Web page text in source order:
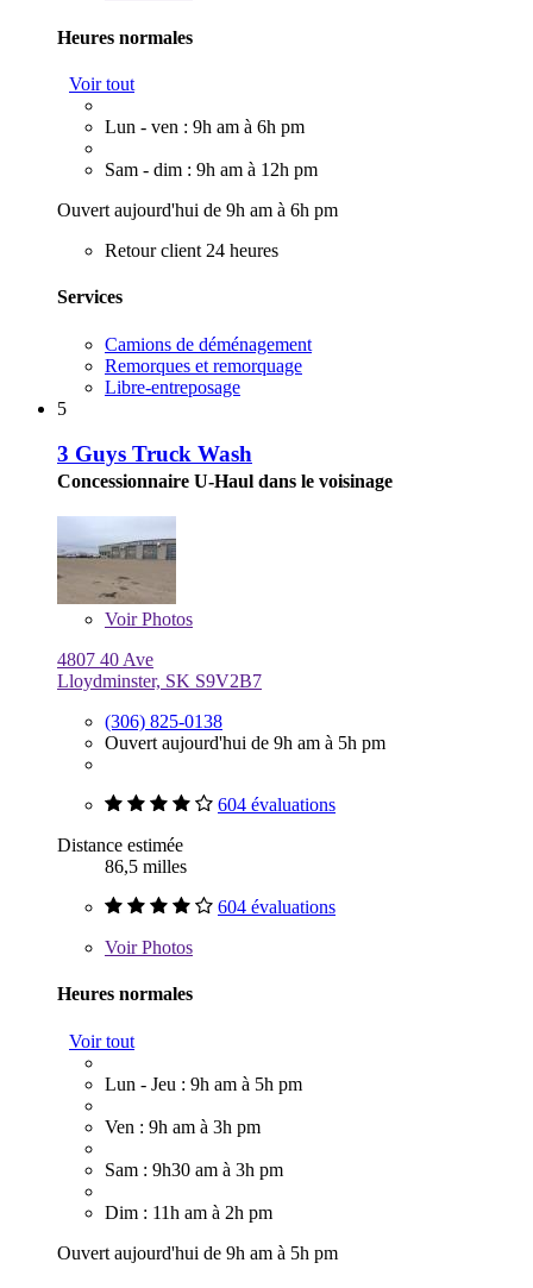
Heures normales
Voir tout
Lun - ven : 9h am à 6h pm
Sam - dim : 9h am à 12h pm
Ouvert aujourd'hui de 9h am à 6h pm
Retour client 24 heures
Services
Camions de déménagement
Remorques et remorquage
Libre-entreposage
5
3 Guys Truck Wash
Concessionnaire U-Haul dans le voisinage
VoirPhotos
4807 40 Ave
Lloydminster, SK S9V2B7
(306) 825-0138
Ouvert aujourd'hui de 9h am à 5h pm
604 évaluations
Distance estimée
86,5 milles
604 évaluations
VoirPhotos
Heures normales
Voir tout
Lun - Jeu : 9h am à 5h pm
Ven : 9h am à 3h pm
Sam : 9h30 am à 3h pm
Dim : 11h am à 2h pm
Ouvert aujourd'hui de 9h am à 5h pm